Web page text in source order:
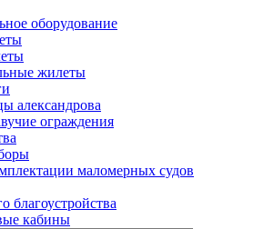
оборудование
жилеты
александрова
ограждения
маломерных судов
благоустройства
кабины